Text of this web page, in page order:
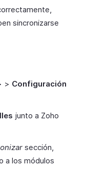
sincronizarse
> Configuración
junto a Zoho
sección,
a los módulos